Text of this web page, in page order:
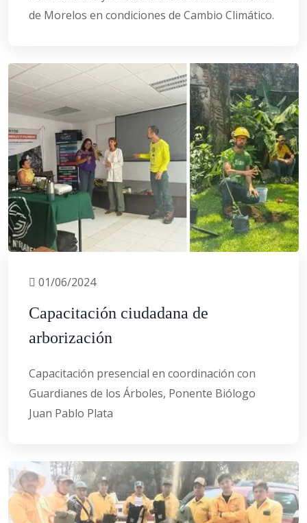
de Morelos en condiciones de Cambio Climático.
01/06/2024
Capacitación ciudadana de
arborización
Capacitación presencial en coordinación con
Guardianes de los Árboles, Ponente Biólogo
Juan Pablo Plata